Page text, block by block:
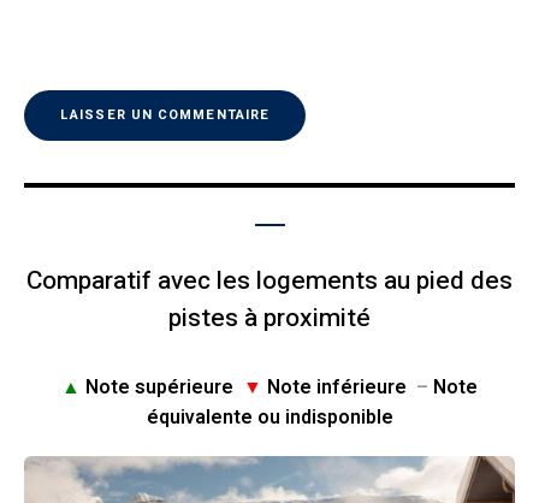
Comparatif avec les logements au pied des
pistes à proximité
▲ Note supérieure ▼ Note inférieure – Note
équivalente ou indisponible